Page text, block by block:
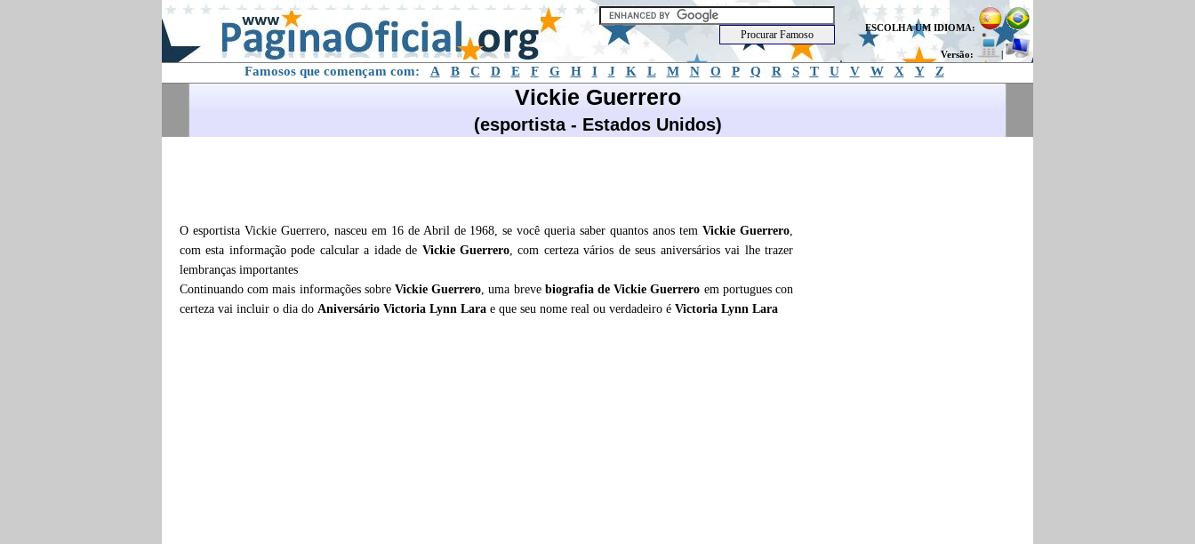
ESCOLHA UM IDIOMA:
Versão: |
Famosos que començam com: A B C D E F G H I J K L M N O P Q R S T U V W X Y Z
Vickie Guerrero
(esportista - Estados Unidos)
O esportista Vickie Guerrero, nasceu em 16 de Abril de 1968, se você queria saber quantos anos temVickie Guerrero,
com esta informação pode calcular a idade de Vickie Guerrero, com certeza vários de seus aniversários vai lhe trazer
lembranças importantes
Continuando com mais informações sobre Vickie Guerrero, uma breve biografia deVickie Guerrero em portugues con
certeza vai incluir o dia do Aniversário Victoria Lynn Lara e que seu nome real ou verdadeiro é Victoria Lynn Lara